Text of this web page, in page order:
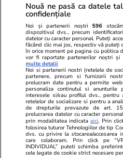
PARTENERI
Adevarul.ro
Nouă ne pasă ca datele
confidențiale
Noi și partenerii noștri 596
dispozitivul dvs., precum
datelor cu caracter personal. Puteți
făcând clic mai jos, respectiv vă puteți
în orice moment pe pagina cu politica
vor fi raportate partenerilor noștri și
multe detalii
Noi si partenerii nostri (retelele de
partenere, precum si furnizorii
prelucram date pentru a permite
personaliza continutul si
interesele si/sau profilul dvs.,
retelelor de socializare si pentru a
de drepturile prevazute de art.
prelucrarea datelor cu caracter
prin modalitatea indicataaici. Prin
folosirea tuturor Tehnologiilor de tip
dvs. cu privire la stocarea/accesarea
care colaboram. Prin click pe
INDIVIDUAL” puteti schimba
cele legate de cookie strict necesare